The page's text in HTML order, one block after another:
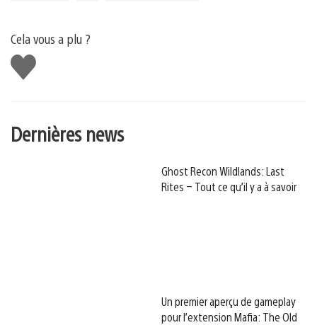
Cela vous a plu ?
J'aime
Dernières news
Ghost Recon Wildlands: Last
Rites – Tout ce qu’il y a à savoir
Un premier aperçu de gameplay
pour l’extension Mafia: The Old